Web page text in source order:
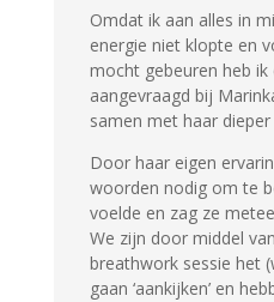
Omdat ik aan alles in
energie niet klopte en
mocht gebeuren heb ik
aangevraagd bij
samen met haar
Door haar eigen
woorden nodig om te
voelde en zag ze
We zijn door middel
breathwork sessie het
gaan ‘aankijken’ en